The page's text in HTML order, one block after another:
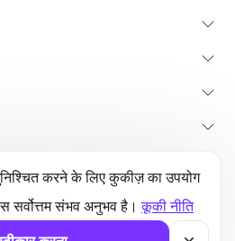
करने के लिए कुकीज़ का उपयोग
सर्वोत्तम संभव अनुभव है।कूकी नीति
नियम और शर्तेंगोपनीयता नीतिकानूनीसाइट मैप
सुरक्षित